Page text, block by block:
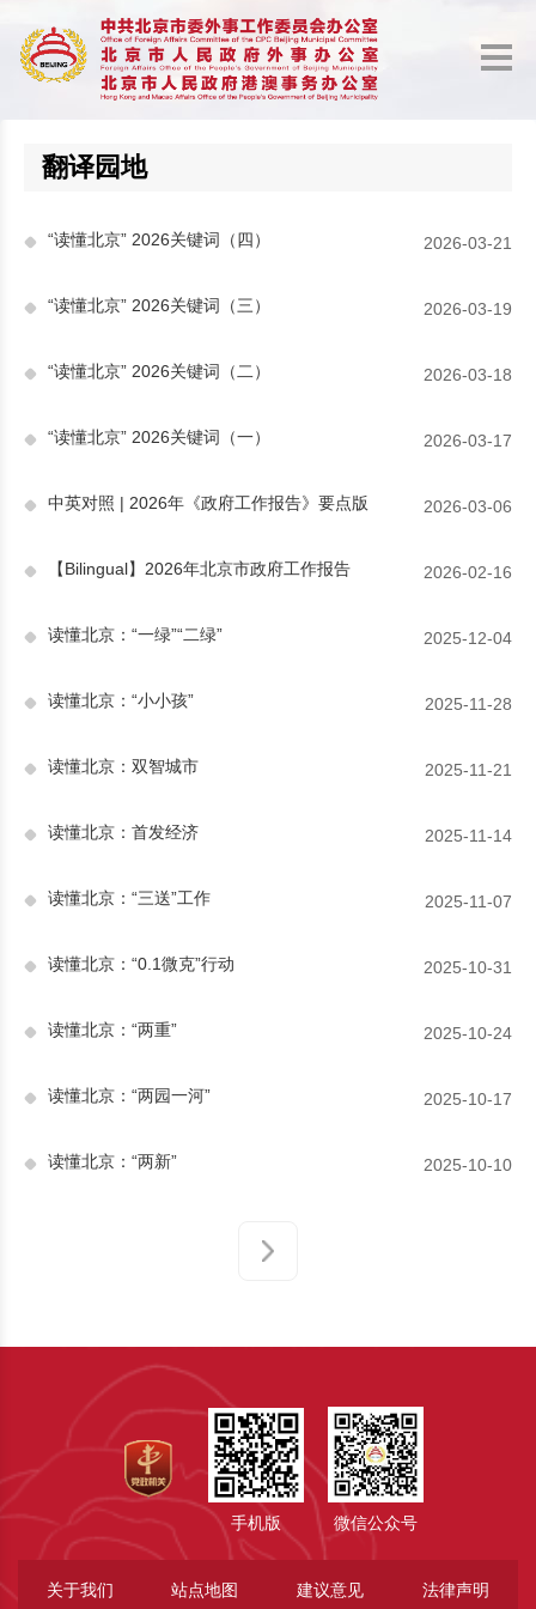
翻译园地
“读懂北京” 2026关键词（四） 2026-03-21
“读懂北京” 2026关键词（三） 2026-03-19
“读懂北京” 2026关键词（二） 2026-03-18
“读懂北京” 2026关键词（一） 2026-03-17
中英对照 | 2026年《政府工作报告》要点版 2026-03-06
【Bilingual】2026年北京市政府工作报告 2026-02-16
读懂北京：“一绿”“二绿” 2025-12-04
读懂北京：“小小孩” 2025-11-28
读懂北京：双智城市 2025-11-21
读懂北京：首发经济 2025-11-14
读懂北京：“三送”工作 2025-11-07
读懂北京：“0.1微克”行动 2025-10-31
读懂北京：“两重” 2025-10-24
读懂北京：“两园一河” 2025-10-17
读懂北京：“两新” 2025-10-10
手机版 微信公众号
关于我们 站点地图 建议意见 法律声明